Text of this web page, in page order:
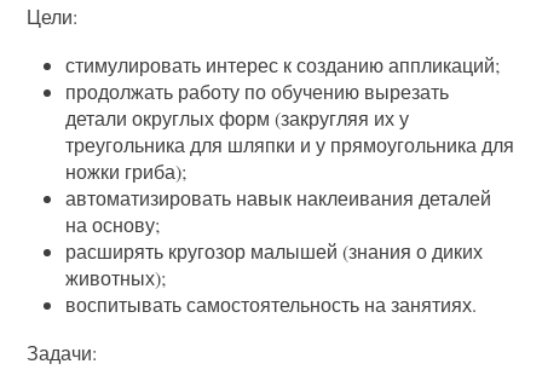
Цели:
стимулировать интерес к созданию аппликаций;
продолжать работу по обучению вырезать
детали округлых форм (закругляя их у
треугольника для шляпки и у прямоугольника для
ножки гриба);
автоматизировать навык наклеивания деталей
на основу;
расширять кругозор малышей (знания о диких
животных);
воспитывать самостоятельность на занятиях.
Задачи: